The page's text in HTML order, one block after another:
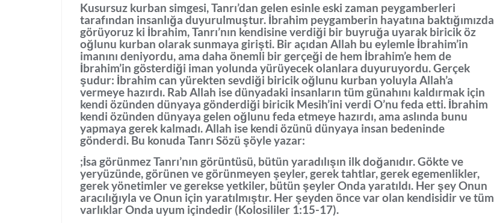
Kusursuz kurban simgesi, Tanrı’dan gelen esinle eski zaman peygamberleri
tarafından insanlığa duyurulmuştur. İbrahim peygamberin hayatına baktığımızda
görüyoruz ki İbrahim, Tanrı’nın kendisine verdiği bir buyruğa uyarak biricik öz
oğlunu kurban olarak sunmaya girişti. Bir açıdan Allah bu eylemle İbrahim’in
imanını deniyordu, ama daha önemli bir gerçeği de hem İbrahim’e hem de
İbrahim’in gösterdiği iman yolunda yürüyecek olanlara duyuruyordu. Gerçek
şudur: İbrahim can yürekten sevdiği biricik oğlunu kurban yoluyla Allah’a
vermeye hazırdı. Rab Allah ise dünyadaki insanların tüm günahını kaldırmak için
kendi özünden dünyaya gönderdiği biricik Mesih’ini verdi O’nu feda etti. İbrahim
kendi özünden dünyaya gelen oğlunu feda etmeye hazırdı, ama aslında bunu
yapmaya gerek kalmadı. Allah ise kendi özünü dünyaya insan bedeninde
gönderdi. Bu konuda Tanrı Sözü şöyle yazar:
;İsa görünmez Tanrı’nın görüntüsü, bütün yaradılışın ilk doğanıdır. Gökte ve
yeryüzünde, görünen ve görünmeyen şeyler, gerek tahtlar, gerek egemenlikler,
gerek yönetimler ve gerekse yetkiler, bütün şeyler Onda yaratıldı. Her şey Onun
aracılığıyla ve Onun için yaratılmıştır. Her şeyden önce var olan kendisidir ve tüm
varlıklar Onda uyum içindedir (Kolosililer 1:15-17).